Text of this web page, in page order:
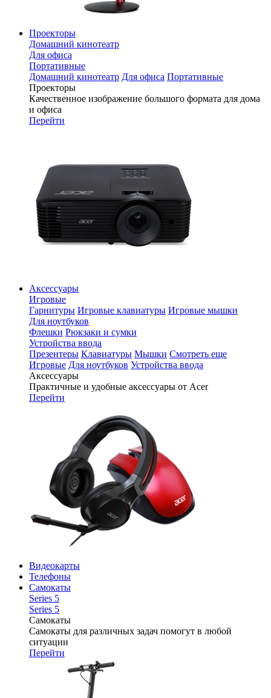
Проекторы
Домашний кинотеатр
Для офиса
Портативные
Домашний кинотеатр Для офиса Портативные
Проекторы
Качественное изображение большого формата для дома
и офиса
Перейти
Аксессуары
Игровые
Гарнитуры Игровые клавиатуры Игровые мышки
Для ноутбуков
Флешки Рюкзаки и сумки
Устройства ввода
Презентеры Клавиатуры Мышки Смотреть еще
Игровые Для ноутбуков Устройства ввода
Аксессуары
Практичные и удобные аксессуары от Acer
Перейти
Видеокарты
Телефоны
Самокаты
Series 5
Series 5
Самокаты
Самокаты для различных задач помогут в любой
ситуации
Перейти